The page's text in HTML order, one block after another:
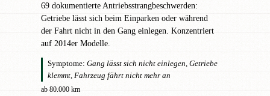
69 dokumentierte Antriebsstrangbeschwerden:
Getriebe lässt sich beim Einparken oder während
der Fahrt nicht in den Gang einlegen. Konzentriert
auf 2014er Modelle.
Symptome: Gang lässt sich nicht einlegen, Getriebe
klemmt, Fahrzeug fährt nicht mehr an
ab 80.000 km